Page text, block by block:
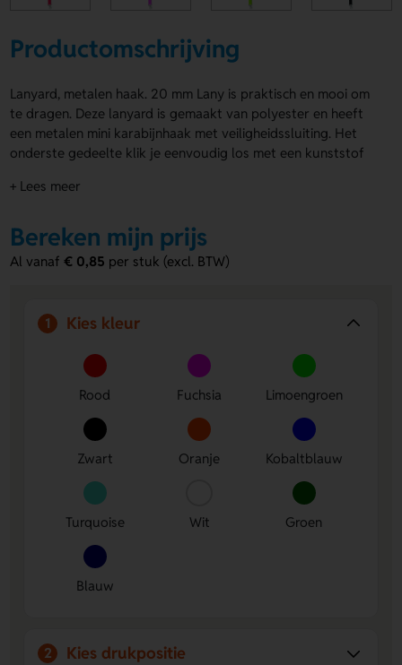
Productomschrijving
Lanyard, metalen haak. 20 mm Lany is praktisch en mooi om
te dragen. Deze lanyard is gemaakt van polyester en heeft
een metalen mini karabijnhaak met veiligheidssluiting. Het
onderste gedeelte klik je eenvoudig los met een kunststof
Verkrijgbaar in Rood, Fuchsia, Limoengroen, Zwart, Oranje,
metalen haak. 20 mm Lany laat je bedrukken op Voorzijde
beide linten, Achterzijde beide linten, Front str on white en
Back str on white met een logo, naam of eigen ontwerp.
Voordelen van de Lanyard, metalen
haak. 20 mm Lany
Handig in gebruik
- Met de metalen mini karabijnhaak
en losklikbare clip heb je alles snel bij de hand.
Ruimte voor jouw ontwerp- Laat een logo, naam of
eigen ontwerp aanbrengen op meerdere drukposities.
Comfortabel en opvallend- De 20 mm brede polyester
+ Lees meer
Bereken mijn prijs
Al vanaf€ 0,85 per stuk (excl. BTW)
1 Kies kleur
Rood Fuchsia Limoengroen
Zwart Oranje Kobaltblauw
Turquoise Wit Groen
Blauw
2 Kies drukpositie